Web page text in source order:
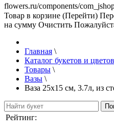
flowers.ru/components/
Товар в корзине (Перейти)
на сумму Очистить
Главная \
Каталог букетов и цветов
Товары \
Вазы \
Ваза 25х15 см, 3.7л, из
Рейтинг: